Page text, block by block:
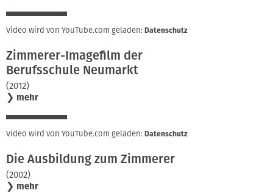
Video wird von YouTube.com geladen: Datenschutz
Zimmerer-Imagefilm der
Berufsschule Neumarkt
(2012)
❯ mehr
Video wird von YouTube.com geladen: Datenschutz
Die Ausbildung zum Zimmerer
(2002)
❯ mehr